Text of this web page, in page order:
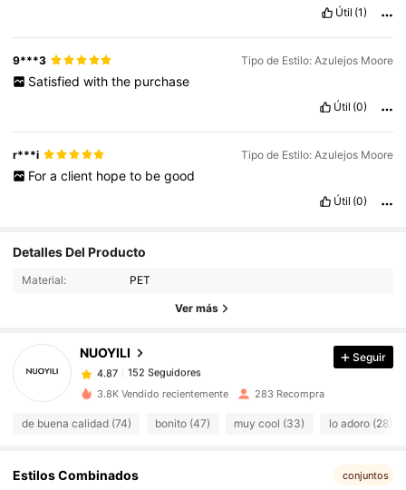
Útil (1)
9***3 Tipo de Estilo: Azulejos Moore
Satisfied with the purchase
Útil (0)
r***i Tipo de Estilo: Azulejos Moore
For a client hope to be good
Útil (0)
Detalles Del Producto
Material: PET
Ver más
NUOYILI
4.87 152 Seguidores
152 Seguidores
152 Seguidores
4.87
152 Seguidores
e***s seguidoHace 1 día
4.87
152 Seguidores
4.87 152 Seguidores
4.87 152 Seguidores
Seguir
3.8K Vendido recientemente 283 Recompra
de buena calidad (74) bonito (47) muy cool (33) lo adoro (28)
Estilos Combinados conjuntos